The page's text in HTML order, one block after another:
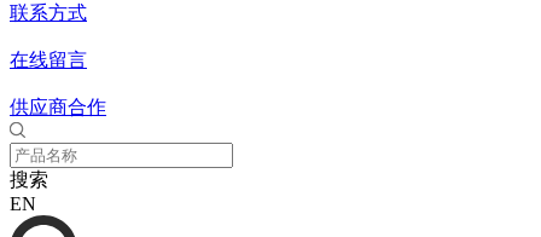
联系方式
在线留言
供应商合作
搜索
EN